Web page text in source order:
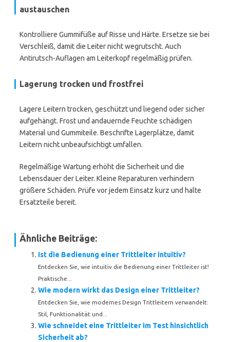
austauschen
Kontrolliere Gummifüße auf Risse und Härte. Ersetze sie bei
Verschleiß, damit die Leiter nicht wegrutscht. Auch
Antirutsch-Auflagen am Leiterkopf regelmäßig prüfen.
Lagerung trocken und frostfrei
Lagere Leitern trocken, geschützt und liegend oder sicher
aufgehängt. Frost und andauernde Feuchte schädigen
Material und Gummiteile. Beschrifte Lagerplätze, damit
Leitern nicht unbeaufsichtigt umfallen.
Regelmäßige Wartung erhöht die Sicherheit und die
Lebensdauer der Leiter. Kleine Reparaturen verhindern
größere Schäden. Prüfe vor jedem Einsatz kurz und halte
Ersatzteile bereit.
Ähnliche Beiträge:
Ist die Bedienung einer Trittleiter intuitiv?
Entdecken Sie, wie intuitiv die Bedienung einer Trittleiter ist!
Praktische...
Wie modern wirkt das Design einer Trittleiter?
Entdecken Sie, wie modernes Design Trittleitern verwandelt:
Stil, Funktionalität und...
Wie schneidet eine Trittleiter im Test hinsichtlich
Sicherheit ab?